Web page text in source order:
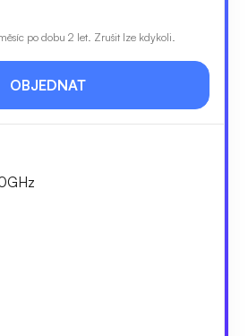
po dobu 2 let. Zrušit lze kdykoli.
OBJEDNAT